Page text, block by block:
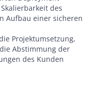
des
Aufbau einer sicheren
Projektumsetzung,
Abstimmung der
des Kunden